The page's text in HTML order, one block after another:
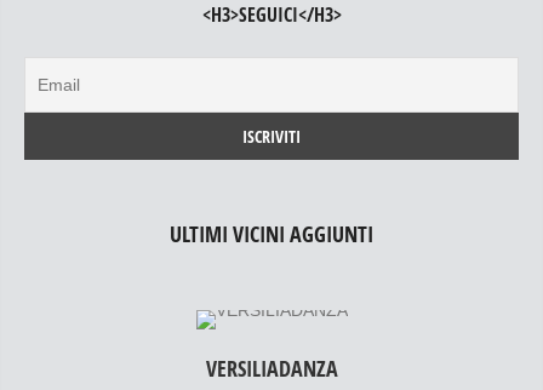
<H3>SEGUICI</H3>
ULTIMI VICINI AGGIUNTI
VERSILIADANZA